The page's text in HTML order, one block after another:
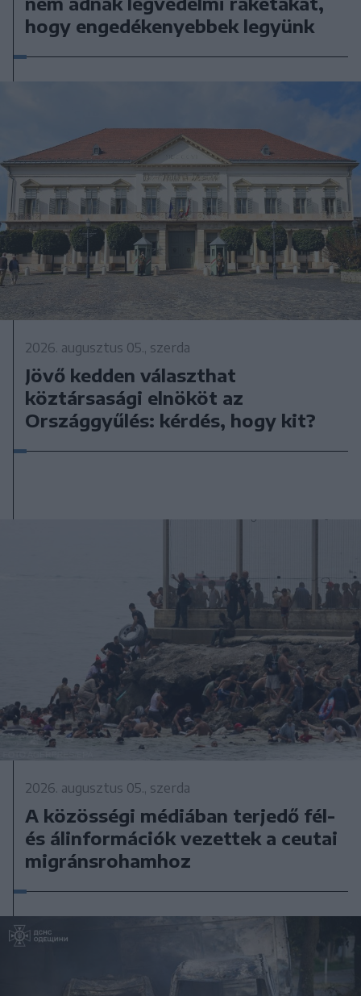
hogy engedékenyebbek legyünk
2026. augusztus 05., szerda
Jövő kedden választhat
köztársasági elnököt az
Országgyűlés: kérdés, hogy kit?
2026. augusztus 05., szerda
A közösségi médiában terjedő fél-
és álinformációk vezettek a ceutai
migránsrohamhoz